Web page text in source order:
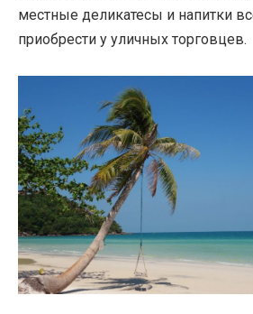
местные деликатесы и напитки
приобрести у уличных торговцев.